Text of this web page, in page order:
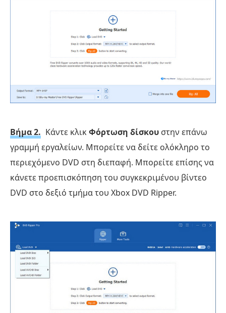
Βήμα 2. Κάντε κλικΦόρτωση δίσκου στην επάνω
γραμμή εργαλείων. Μπορείτε να δείτε ολόκληρο το
περιεχόμενο DVD στη διεπαφή. Μπορείτε επίσης να
κάνετε προεπισκόπηση του συγκεκριμένου βίντεο
DVD στο δεξιό τμήμα του Xbox DVD Ripper.